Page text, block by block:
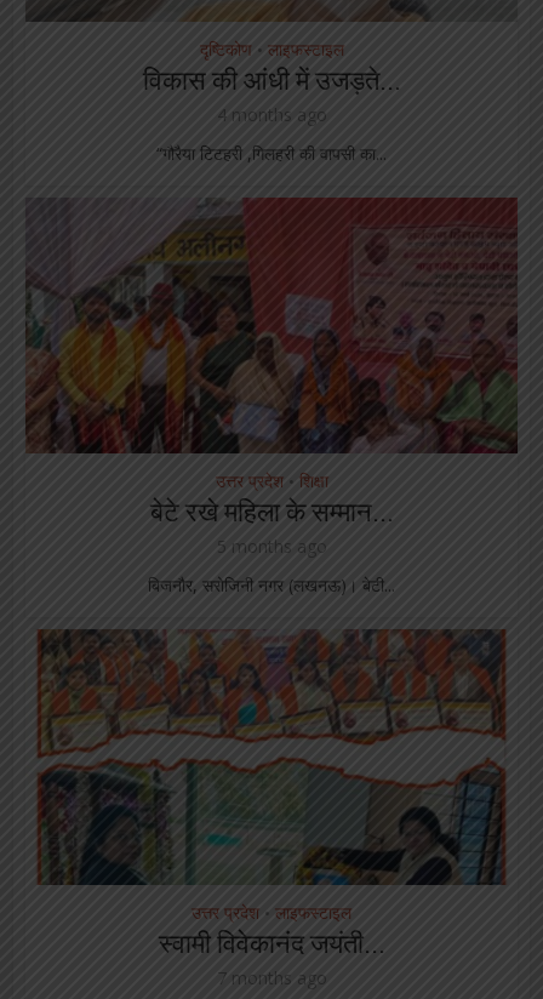
दृष्टिकोण • लाइफस्टाइल
विकास की आंधी में उजड़ते...
4 months ago
“गौरैया टिटहरी ,गिलहरी की वापसी का...
उत्तर प्रदेश • शिक्षा
बेटे रखे महिला के सम्मान...
5 months ago
बिजनौर, सरोजिनी नगर (लखनऊ)। बेटी...
उत्तर प्रदेश • लाइफस्टाइल
स्वामी विवेकानंद जयंती...
7 months ago